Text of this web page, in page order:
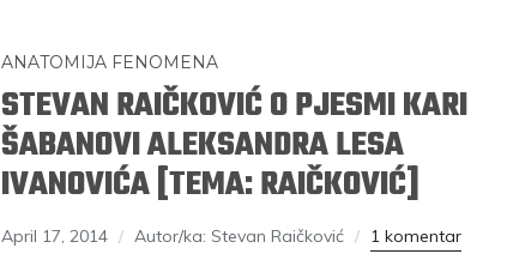
ANATOMIJA FENOMENA
STEVAN RAIČKOVIĆ O PJESMI KARI
ŠABANOVI ALEKSANDRA LESA
IVANOVIĆA [TEMA: RAIČKOVIĆ]
April 17, 2014 Autor/ka: Stevan Raičković 1 komentar